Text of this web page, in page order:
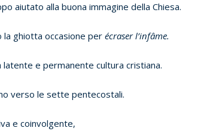
aiutato alla buona immagine della Chiesa.
la ghiotta occasione perécraser l’infâme.
e permanente cultura cristiana.
verso le sette pentecostali.
e coinvolgente,